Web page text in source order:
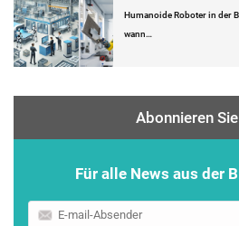
Humanoide Roboter in der
wann…
Abonnieren
Für alle News aus der
E-